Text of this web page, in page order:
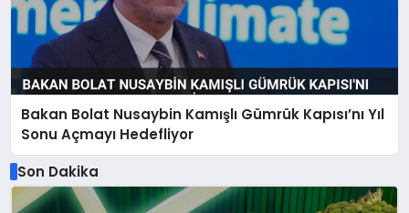
Bakan Bolat Nusaybin Kamışlı Gümrük Kapısı’nı Yıl
Sonu Açmayı Hedefliyor
Son Dakika